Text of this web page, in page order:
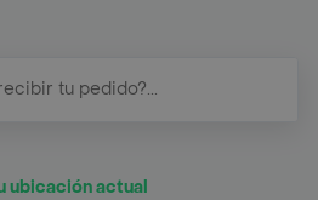
ubicación actual